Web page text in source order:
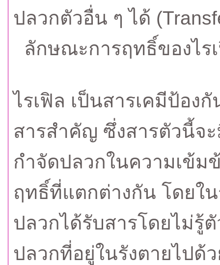
ปลวกตัวอื่น ๆ ได้
ลักษณะการฤทธิ์ของไร
ไรเฟิล เป็นสารเคมีป้อง
สารสำคัญ ซึ่งสารตัวนี้จ
กำจัดปลวกในความเข้ม
ฤทธิ์ที่แตกต่างกัน โดยใ
ปลวกได้รับสารโดยไม่รู้
ปลวกที่อยู่ในรังตายไปด้